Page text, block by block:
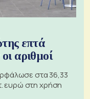
επτά
αριθμοί
στα 36,33
ευρώ στη χρήση